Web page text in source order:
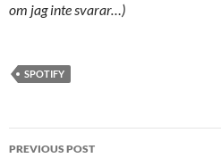
om jag inte svarar…)
SPOTIFY
Post
PREVIOUS POST